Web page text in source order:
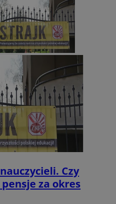
Czy
za okres